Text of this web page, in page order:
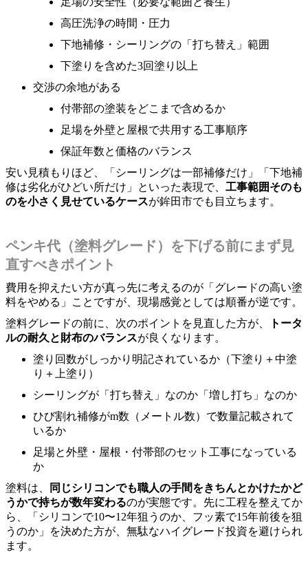
高圧洗浄の時間・圧力
下地補修・シーリングの「打ち替え」範囲
下塗りを含めた3回塗り以上
交渉の余地がある
付帯部の塗装をどこまで含めるか
足場を外壁と屋根で共用する工事順序
保証年数と価格のバランス
安い見積もりほど、「シーリングは一部補修だけ」「下地補
修は劣化がひどい所だけ」といった表現で、 工事範囲そのも
のを小さく見せているケースが鉾田市でも目立ちます。
ペンキ代（塗料グレード）を下げる前にまず見
直すべきポイント
費用を抑えたい方が真っ先に考えるのが「グレードの高い塗
料をやめる」ことですが、現場感覚としては順番が逆です。
塗料グレードの前に、次のポイントを見直した方が、
トータ
ルの耐久と財布のバランスが良くなります。
塗り回数がしっかり明記されているか（下塗り＋中塗
り＋上塗り）
シーリングが「打ち替え」なのか「増し打ち」なのか
ひび割れ補修がm数（メートル数）で数量記載されて
いるか
足場と外壁・屋根・付帯部のセット工事になっている
か
塗料は、
同じシリコンでも職人の手間をきちんとかけたかど
うかで持ちが数年変わるのが実態です。先に工程を整えてか
ら、「シリコンで10〜12年狙うのか、フッ素で15年前後を狙
うのか」を決めた方が、無駄なハイグレード投資を避けられ
ます。